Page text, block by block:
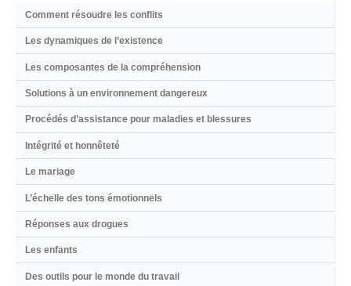
Comment résoudre les conflits
Les dynamiques de l’existence
Les composantes de la compréhension
Solutions à un environnement dangereux
Procédés d’assistance pour maladies et blessures
Intégrité et honnêteté
Le mariage
L’échelle des tons émotionnels
Réponses aux drogues
Les enfants
Des outils pour le monde du travail